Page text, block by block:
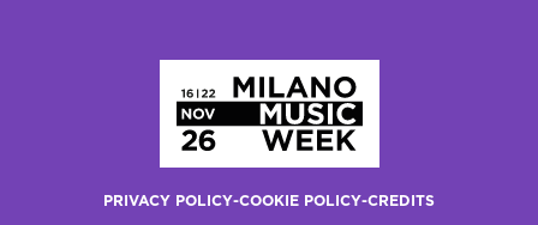
PRIVACY POLICY-COOKIE POLICY-CREDITS